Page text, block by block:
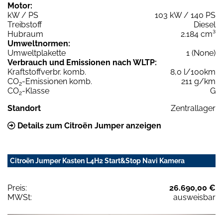
Motor:
kW / PS
103 kW / 140 PS
Treibstoff
Diesel
Hubraum
2.184 cm³
Umweltnormen:
Umweltplakette
1 (None)
Verbrauch und Emissionen nach WLTP:
Kraftstoffverbr. komb.
8,0 l/100km
CO2-Emissionen komb.
211 g/km
CO2-Klasse
G
Standort
Zentrallager
Details zum Citroën Jumper anzeigen
Citroën Jumper Kasten L4H2 Start&Stop Navi Kamera
Preis:
26.690,00 €
MWSt:
ausweisbar